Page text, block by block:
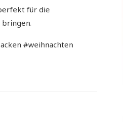
für die
bringen.
#weihnachten